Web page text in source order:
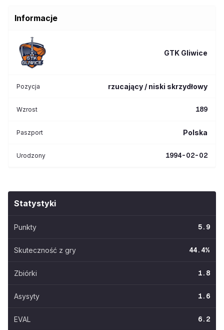
Informacje
GTK Gliwice
Pozycja rzucający / niski skrzydłowy
Wzrost 189
Paszport Polska
Urodzony 1994-02-02
Statystyki
Punkty 5.9
Skuteczność z gry 44.4%
Zbiórki 1.8
Asysyty 1.6
EVAL 6.2